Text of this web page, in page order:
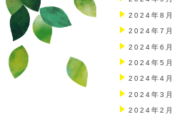
2024年8月
2024年7月
2024年6月
2024年5月
2024年4月
2024年3月
2024年2月